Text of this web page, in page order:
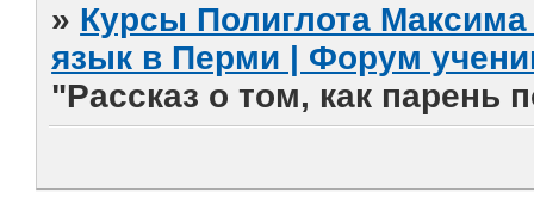
» Курсы Полиглота
язык в Перми | Форум
"Рассказ о том, как